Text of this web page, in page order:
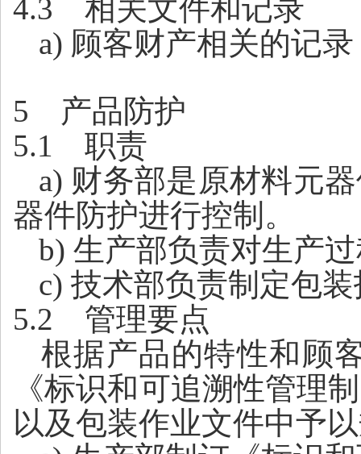
4.3 相关文件和记录
a) 顾客财产相关的记录
5 产品防护
5.1 职责
a) 财务部是原材料元
器件防护进行控制。
b) 生产部负责对生产
c) 技术部负责制定包
5.2 管理要点
根据产品的特性和顾
《标识和可追溯性管理
以及包装作业文件中予